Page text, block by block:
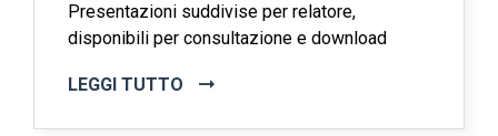
Presentazioni suddivise per relatore,
disponibili per consultazione e download
LEGGI TUTTO